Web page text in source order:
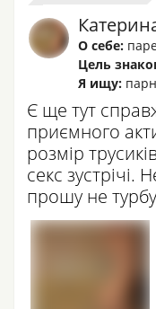
О себе:
Цель
Я ищу:
Є ще тут
приємного
розмір
секс зустрічі.
прошу не